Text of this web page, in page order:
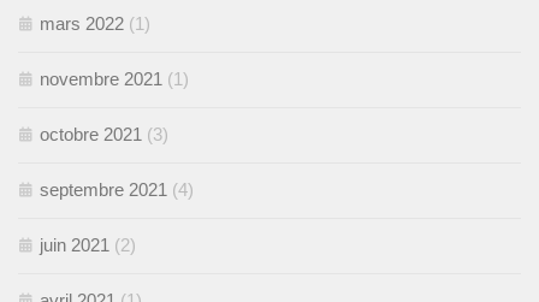
mars 2022 (1)
novembre 2021 (1)
octobre 2021 (3)
septembre 2021 (4)
juin 2021 (2)